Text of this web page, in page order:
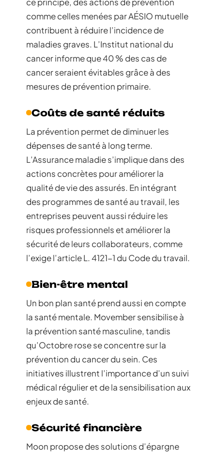
comme celles menées par AÉSIO mutuelle
contribuent à réduire l’incidence de
maladies graves. L’Institut national du
cancer informe que 40 % des cas de
cancer seraient évitables grâce à des
mesures de prévention primaire.
Coûts de santé réduits
La prévention permet de diminuer les
dépenses de santé à long terme.
L’Assurance maladie s’implique dans des
actions concrètes pour améliorer la
qualité de vie des assurés. En intégrant
des programmes de santé au travail, les
entreprises peuvent aussi réduire les
risques professionnels et améliorer la
sécurité de leurs collaborateurs, comme
l’exige l’article L. 4121-1 du Code du travail.
Bien-être mental
Un bon plan santé prend aussi en compte
la santé mentale. Movember sensibilise à
la prévention santé masculine, tandis
qu’Octobre rose se concentre sur la
prévention du cancer du sein. Ces
initiatives illustrent l’importance d’un suivi
médical régulier et de la sensibilisation aux
enjeux de santé.
Sécurité financière
Moon propose des solutions d’épargne